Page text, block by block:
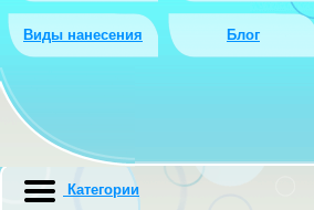
Виды нанесения Блог
Категории